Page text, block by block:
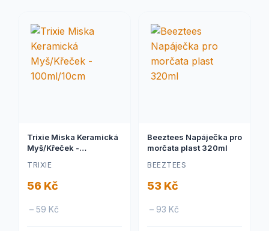
Trixie Miska Keramická
Myš/Křeček -
TRIXIE
56 Kč
– 59 Kč
Beeztees Napáječka pro
morčata plast 320ml
BEEZTEES
53 Kč
– 93 Kč